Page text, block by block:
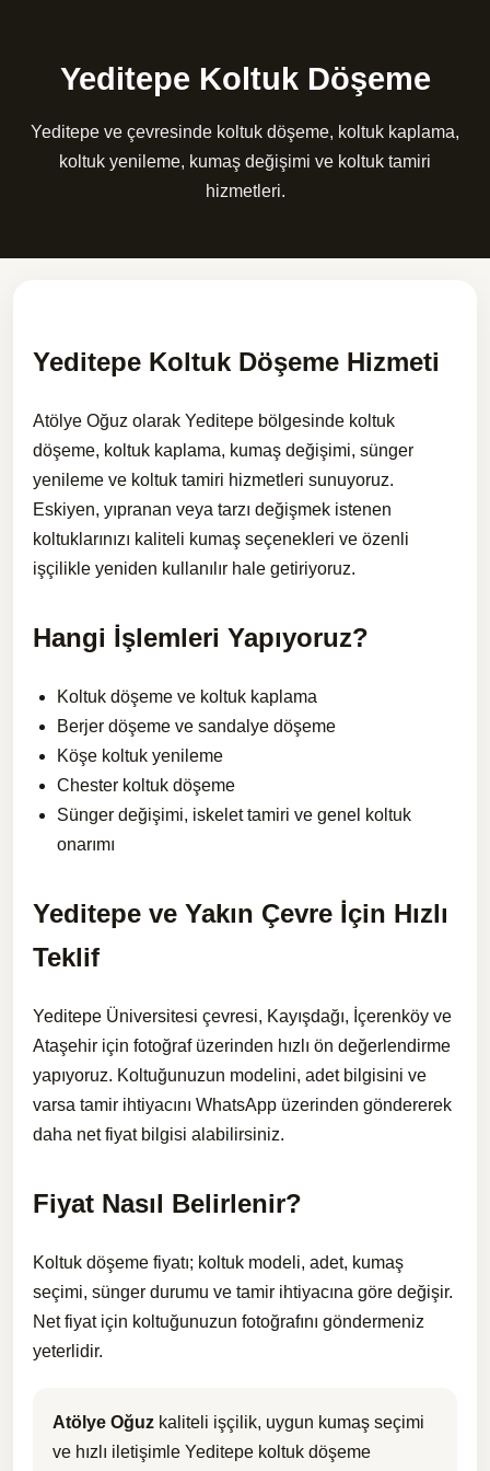
Yeditepe Koltuk Döşeme
Yeditepe ve çevresinde koltuk döşeme, koltuk kaplama,
koltuk yenileme, kumaş değişimi ve koltuk tamiri
hizmetleri.
Yeditepe Koltuk Döşeme Hizmeti
Atölye Oğuz olarak Yeditepe bölgesinde koltuk
döşeme, koltuk kaplama, kumaş değişimi, sünger
yenileme ve koltuk tamiri hizmetleri sunuyoruz.
Eskiyen, yıpranan veya tarzı değişmek istenen
koltuklarınızı kaliteli kumaş seçenekleri ve özenli
işçilikle yeniden kullanılır hale getiriyoruz.
Hangi İşlemleri Yapıyoruz?
Koltuk döşeme ve koltuk kaplama
Berjer döşeme ve sandalye döşeme
Köşe koltuk yenileme
Chester koltuk döşeme
Sünger değişimi, iskelet tamiri ve genel koltuk
onarımı
Yeditepe ve Yakın Çevre İçin Hızlı
Teklif
Yeditepe Üniversitesi çevresi, Kayışdağı, İçerenköy ve
Ataşehir için fotoğraf üzerinden hızlı ön değerlendirme
yapıyoruz. Koltuğunuzun modelini, adet bilgisini ve
varsa tamir ihtiyacını WhatsApp üzerinden göndererek
daha net fiyat bilgisi alabilirsiniz.
Fiyat Nasıl Belirlenir?
Koltuk döşeme fiyatı; koltuk modeli, adet, kumaş
seçimi, sünger durumu ve tamir ihtiyacına göre değişir.
Net fiyat için koltuğunuzun fotoğrafını göndermeniz
yeterlidir.
Atölye Oğuz kaliteli işçilik, uygun kumaş seçimi
ve hızlı iletişimle Yeditepe koltuk döşeme